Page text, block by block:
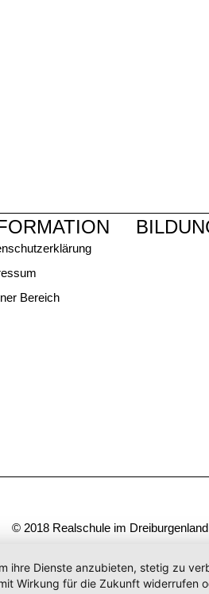
Bereich
© 2018 Realschule im Dreiburgenland
ihre Dienste anzubieten, stetig zu
Wirkung für die Zukunft widerrufen